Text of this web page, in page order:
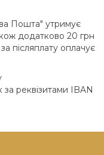
Пошта" утримує
додатково 20 грн
післяплату оплачує
за реквізитами IBAN